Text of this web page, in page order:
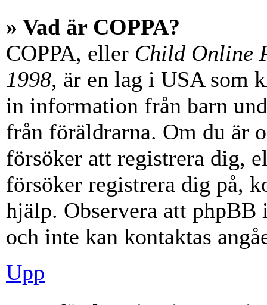
» Vad är COPPA?
COPPA, eller Child Online
1998, är en lag i USA som
in information från barn
från föräldrarna. Om du är
försöker att registrera dig,
försöker registrera dig på,
hjälp. Observera att
och inte kan kontaktas
Upp